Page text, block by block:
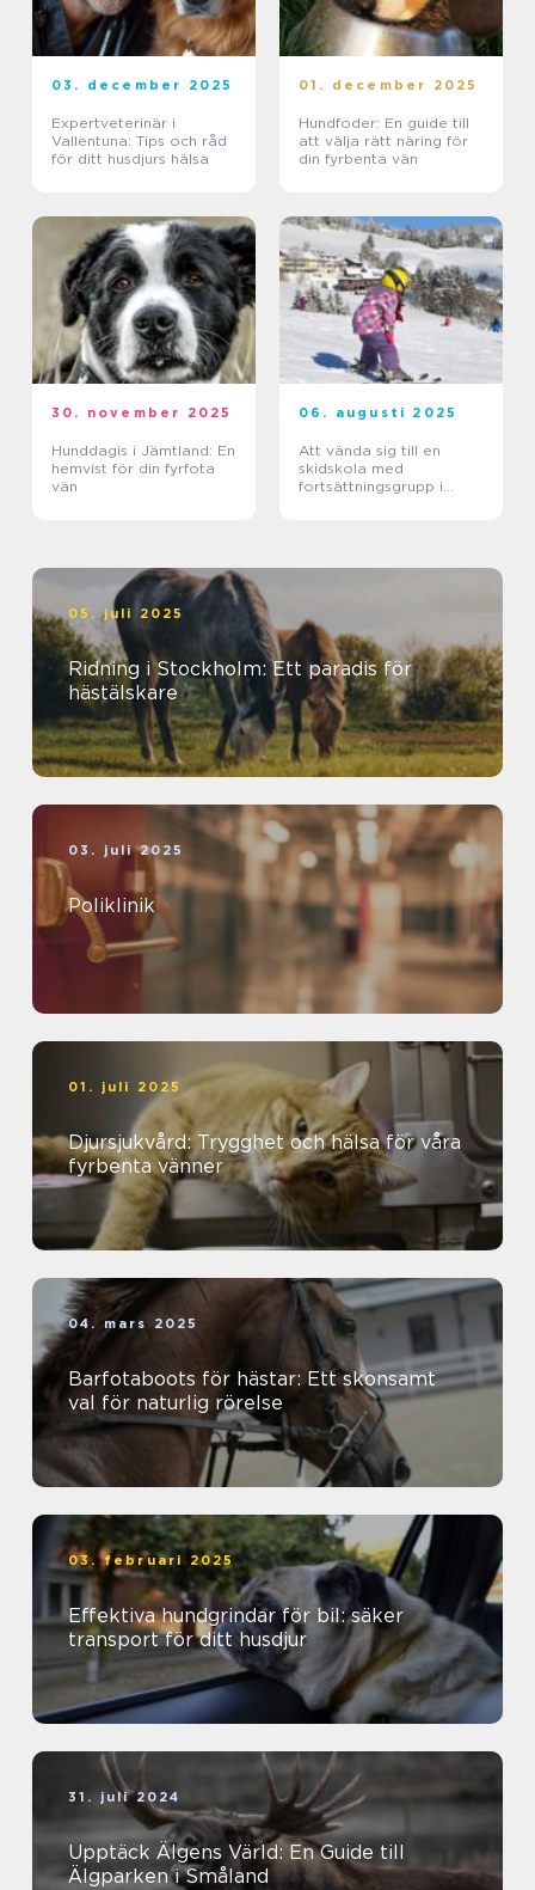
03. december 2025
Expertveterinär i
Vallentuna: Tips och råd
för ditt husdjurs hälsa
01. december 2025
Hundfoder: En guide till
att välja rätt näring för
din fyrbenta vän
30. november 2025
Hunddagis i Jämtland: En
hemvist för din fyrfota
vän
06. augusti 2025
Att vända sig till en
skidskola med
fortsättningsgrupp i
05. juli 2025
Ridning i Stockholm: Ett paradis för
hästälskare
03. juli 2025
Poliklinik
01. juli 2025
Djursjukvård: Trygghet och hälsa för våra
fyrbenta vänner
04. mars 2025
Barfotaboots för hästar: Ett skonsamt
val för naturlig rörelse
03. februari 2025
Effektiva hundgrindar för bil: säker
transport för ditt husdjur
31. juli 2024
Upptäck Älgens Värld: En Guide till
Älgparken i Småland